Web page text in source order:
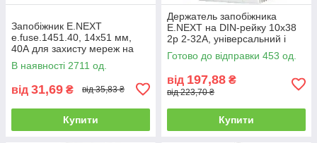
Запобіжник E.NEXT
e.fuse.1451.40, 14x51 мм,
40А для захисту мереж на
DIN-рейці
В наявності 2711 од.
від 31,69 ₴ від 35,83 ₴
Купити
Держатель запобіжника
E.NEXT на DIN-рейку 10х38
2р 2-32А, універсальний і
простий в установці
Готово до відправки 453 од.
від 197,88 ₴
від 223,70 ₴
Купити